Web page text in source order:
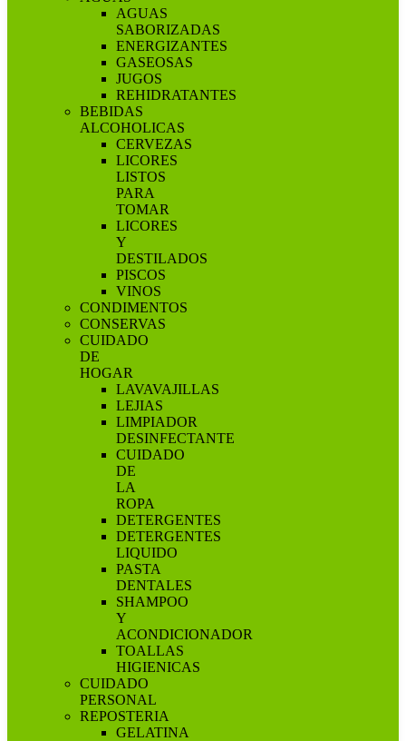
AGUAS
SABORIZADAS
ENERGIZANTES
GASEOSAS
JUGOS
REHIDRATANTES
BEBIDAS
ALCOHOLICAS
CERVEZAS
LICORES
LISTOS
PARA
TOMAR
LICORES
Y
DESTILADOS
PISCOS
VINOS
CONDIMENTOS
CONSERVAS
CUIDADO
DE
HOGAR
LAVAVAJILLAS
LEJIAS
LIMPIADOR
DESINFECTANTE
CUIDADO
DE
LA
ROPA
DETERGENTES
DETERGENTES
LIQUIDO
PASTA
DENTALES
SHAMPOO
Y
ACONDICIONADOR
TOALLAS
HIGIENICAS
CUIDADO
PERSONAL
REPOSTERIA
GELATINA